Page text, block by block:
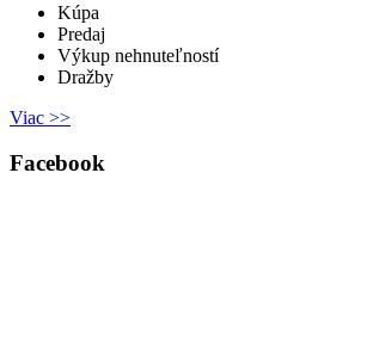
Kúpa
Predaj
Výkup nehnuteľností
Dražby
Viac >>
Facebook